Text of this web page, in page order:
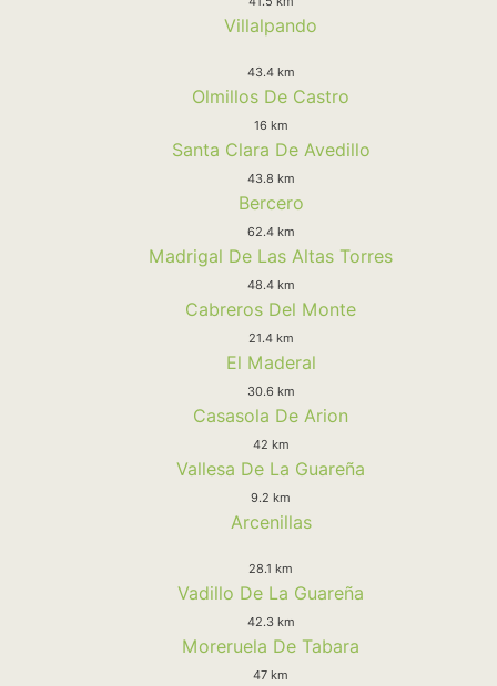
Villalpando
43.4 km
Olmillos De Castro
16 km
Santa Clara De Avedillo
43.8 km
Bercero
62.4 km
Madrigal De Las Altas Torres
48.4 km
Cabreros Del Monte
21.4 km
El Maderal
30.6 km
Casasola De Arion
42 km
Vallesa De La Guareña
9.2 km
Arcenillas
28.1 km
Vadillo De La Guareña
42.3 km
Moreruela De Tabara
47 km